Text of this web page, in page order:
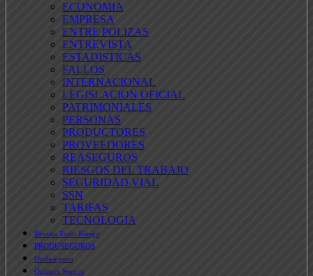
ECONOMIA
EMPRESA
ENTRE POLIZAS
ENTREVISTA
ESTADISTICAS
FALLOS
INTERNACIONAL
LEGISLACION OFICIAL
PATRIMONIALES
PERSONAS
PRODUCTORES
PROVEEDORES
REASEGUROS
RIESGOS DEL TRABAJO
SEGURIDAD VIAL
SSN
TARIFAS
TECNOLOGIA
Revista Todo Riesgo
PRODUSEGUROS
Ondaseguro
Quienes Somos